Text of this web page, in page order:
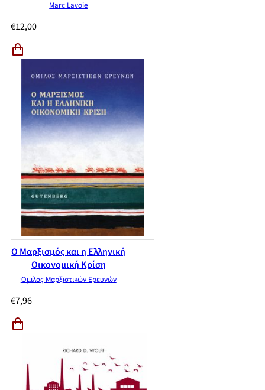
Marc Lavoie
€12,00
Ο Μαρξισμός και η Ελληνική
Οικονομική Κρίση
Όμιλος Μαρξιστικών Ερευνών
€7,96